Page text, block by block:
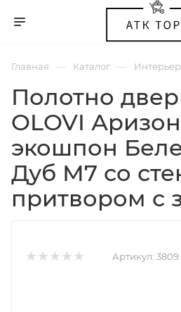
Главная — Каталог —
Полотно
OLOVI
экошпон
Дуб М7 со
притвором с
Артикул: 3809